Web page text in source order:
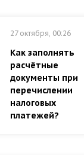
27 октября, 00:26
Как заполнять
расчётные
документы при
перечислении
налоговых
платежей?